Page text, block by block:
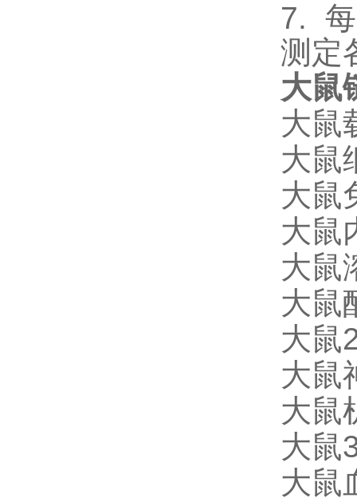
7.
测定
大鼠
大鼠
大鼠
大鼠
大鼠
大鼠
大鼠
大鼠
大鼠
大鼠
大鼠
大鼠